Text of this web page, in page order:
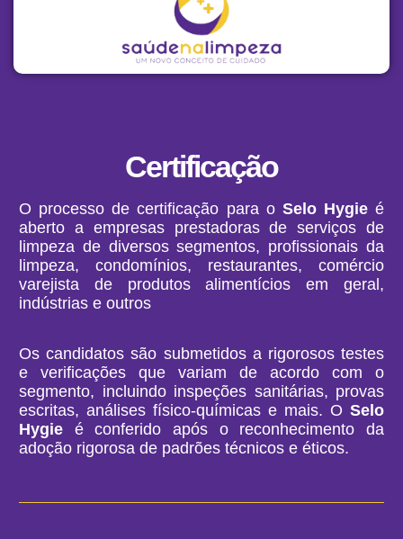
Certificação
O processo de certificação para o Selo Hygieé
aberto a empresas prestadoras de serviços de
limpeza de diversos segmentos, profissionais da
limpeza, condomínios, restaurantes, comércio
varejista de produtos alimentícios em geral,
indústrias e outros
Os candidatos são submetidos a rigorosos testes
e verificações que variam de acordo com o
segmento, incluindo inspeções sanitárias, provas
escritas, análises físico-químicas e mais. O Selo
Hygie é conferido após o reconhecimento da
adoção rigorosa de padrões técnicos e éticos.